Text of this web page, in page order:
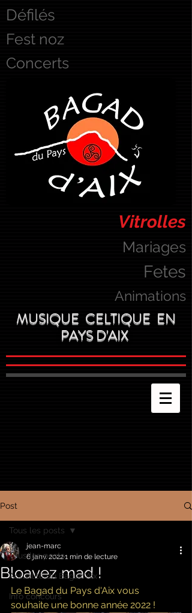
Défilés
Fest noz
Concerts
Vitrolles
Mariages
Fetes
Animations
MUSIQUE CELTIQUE EN
PAYS D'AIX
Post
Tous les posts
Actualité du Bagad'Aix
Info concours
Tous les posts
Bloavez mad !
jean-marc
6 janv. 20221 min de lecture
Le Bagad du Pays d'Aix vous
souhaite une bonne année 2022 !